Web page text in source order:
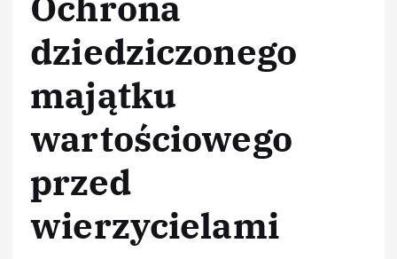
dziedziczonego
majątku
wartościowego
przed
wierzycielami